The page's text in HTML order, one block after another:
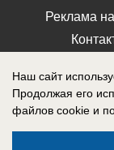
Реклама
службой по
Наш сайт
Продолжая его
файлов cookie и